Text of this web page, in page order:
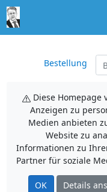
Bestellung
Diese Homepage
Anzeigen zu
Medien anbieten
Website zu
Informationen zu
Partner für soziale
OK Details